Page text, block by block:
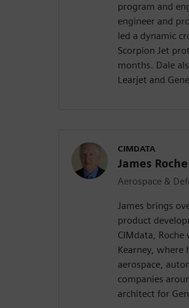
program and
engineer and
led a dynamic
Scorpion Jet
months. Dale
Learjet and
CIMDATA
James Roche
Aerospace &
James brings
product
CIMdata, Roche
Kearney, where
aerospace,
companies
architect for